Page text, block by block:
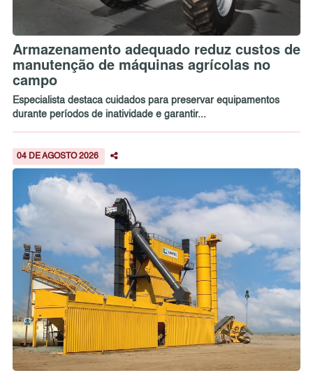
Armazenamento adequado reduz custos de
manutenção de máquinas agrícolas no
campo
Especialista destaca cuidados para preservar equipamentos
durante períodos de inatividade e garantir...
04 DE AGOSTO 2026